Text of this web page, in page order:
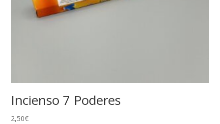
Incienso 7 Poderes
2,50€